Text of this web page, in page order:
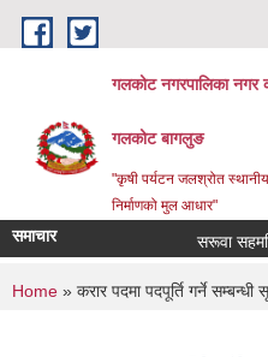
Skip to main content
गलकोट नगरपालिका नगर
गलकोट बागलुङ
"कृषी पर्यटन जलश्रोत
निर्माणको मुल आधार"
समाचार सरूवा
You are here
Home » करार पदमा पदपूर्ति गर्ने सम्बन्धी